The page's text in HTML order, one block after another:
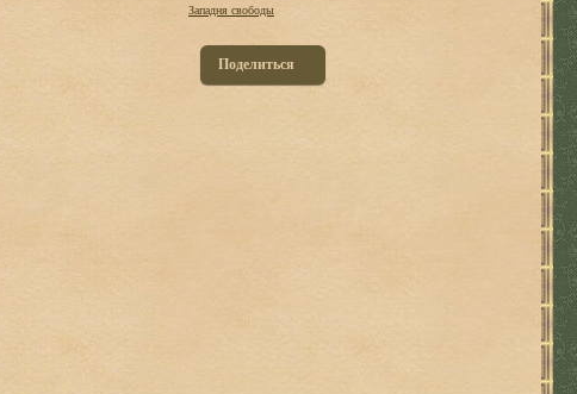
Западня свободы
Поделиться